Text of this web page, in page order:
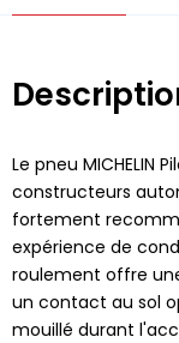
Le pneu MICHELIN
constructeurs
fortement
expérience de
roulement offre
un contact au sol
mouillé durant